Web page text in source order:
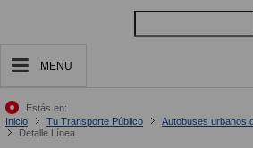
MENU
Estás en:
Inicio
Tu Transporte Público Autobuses urbanos
Detalle Línea